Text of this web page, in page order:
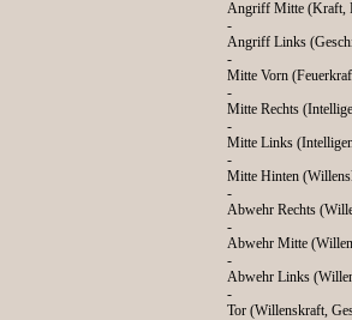
Angriff Mitte (Kraft,
-
Angriff Links
-
Mitte Vorn
-
Mitte Rechts
-
Mitte Links
-
Mitte Hinten
-
Abwehr Rechts
-
Abwehr Mitte
-
Abwehr Links
-
Tor (Willenskraft,